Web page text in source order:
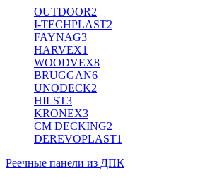
OUTDOOR2
I-TECHPLAST2
FAYNAG3
HARVEX1
WOODVEX8
BRUGGAN6
UNODECK2
HILST3
KRONEX3
CM DECKING2
DEREVOPLAST1
Реечные панели из ДПК